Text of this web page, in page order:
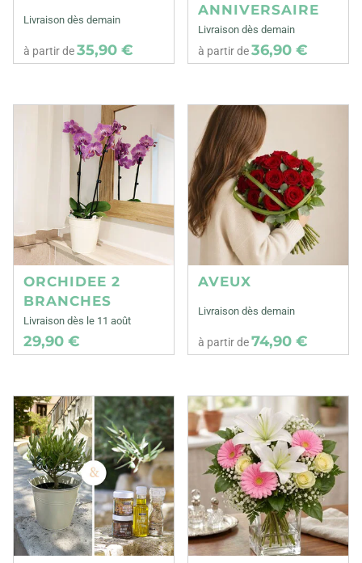
Livraison dès demain
à partir de35,90 €
ANNIVERSAIRE
Livraison dès demain
à partir de36,90 €
ORCHIDEE 2
BRANCHES
Livraison dès le 11 août
29,90 €
AVEUX
Livraison dès demain
à partir de74,90 €